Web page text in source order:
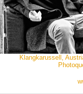
Klangkarussell,